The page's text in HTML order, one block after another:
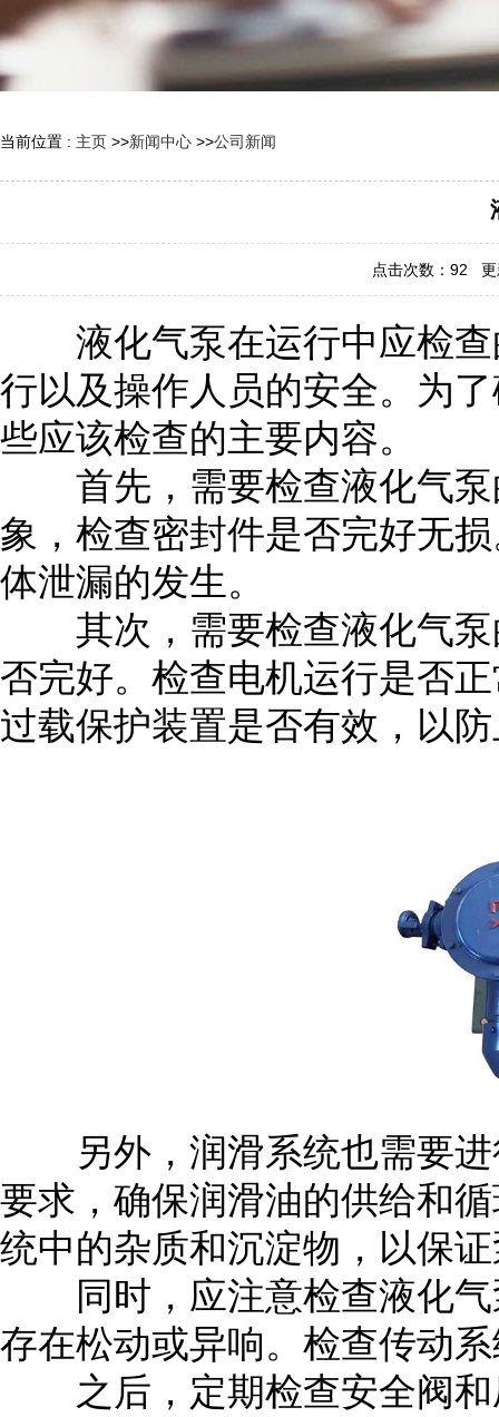
当前位置 : 主页 >>新闻中心 >>公司新闻
点击次数： 92 更
液化气泵在运行中应检查
行以及操作人员的安全。为
些应该检查的主要内容。
首先，需要检查液化气泵
象，检查密封件是否完好无
体泄漏的发生。
其次，需要检查液化气泵
否完好。检查电机运行是否
过载保护装置是否有效，以
另外，润滑系统也需要进
要求，确保润滑油的供给和
统中的杂质和沉淀物，以保
同时，应注意检查液化气
存在松动或异响。检查传动
之后，定期检查安全阀和